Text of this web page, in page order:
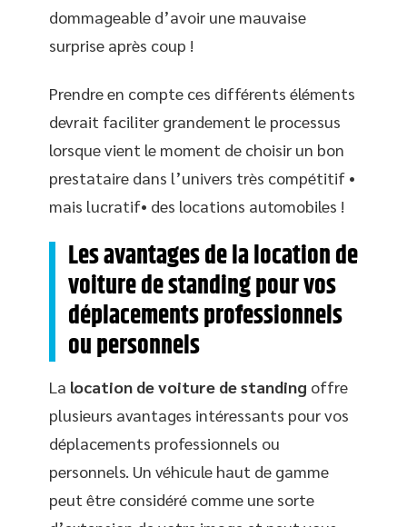
dommageable d’avoir une mauvaise
surprise après coup !
Prendre en compte ces différents éléments
devrait faciliter grandement le processus
lorsque vient le moment de choisir un bon
prestataire dans l’univers très compétitif •
mais lucratif• des locations automobiles !
Les avantages de la location de
voiture de standing pour vos
déplacements professionnels
ou personnels
La location de voiture de standing offre
plusieurs avantages intéressants pour vos
déplacements professionnels ou
personnels. Un véhicule haut de gamme
peut être considéré comme une sorte